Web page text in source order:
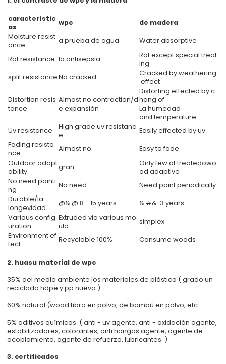
característic
as
wpc
de madera
Moisture resist
ance
a prueba de agua
Water absorptive
Rot resistance la antisepsia
Rot except special treat
ing
splitresistanceNo cracked
Cracked by weathering
effect
Distortion resis
tance
Almost no contraction/d
e expansión
Distorting effected by c
hang of
La humedad
and temperature
Uv resistance
High grade uv resistanc
e
Easily effected by uv
Fading resista
nce
Almost no
Easy to fade
Outdoor adapt
ability
gran
Only few of treatedowo
od adaptive
No need painti
ng
No need
Need paint periodically
Durable/la
longevidad
@& @ 8 - 15 years
& #& 3 years
Various config
uration
Extruded via various mo
uld
simplex
Environment ef
fect
Recyclable 100% Consume woods
2. huasu material de wpc
35% del medio ambiente los materiales de plástico ( grado un
reciclado hdpe y pp nueva )
60% natural (wood fibra en polvo, de bambú en polvo, etc
5% aditivos químicos. ( anti - uv agente, anti - oxidación agente,
estabilizadores, colorantes, anti hongos agente, agente de
acoplamiento, agente de refuerzo, lubricantes. )
3. certificados